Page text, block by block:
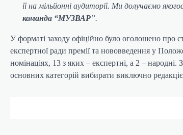
її на мільйонні аудиторії. Ми долучаємо
команда “МУЗВАР”.
У форматі заходу офіційно було оголошено про
експертної ради премії та нововведення у
номінаціях, 13 з яких – експертні, а 2 – народні.
основних категорій вибирати виключно